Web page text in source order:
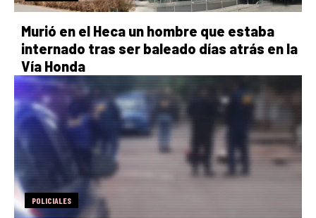
Murió en el Heca un hombre que estaba
internado tras ser baleado días atrás en la
Vía Honda
POLICIALES